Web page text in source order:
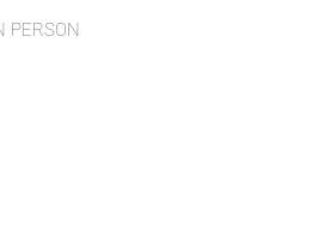
PERSON